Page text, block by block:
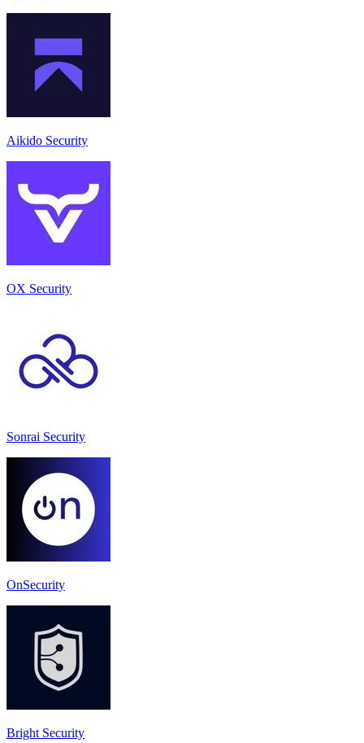
Aikido Security
OX Security
Sonrai Security
OnSecurity
Bright Security